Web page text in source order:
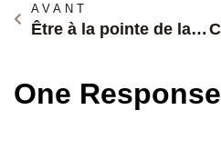
AVANT
Être à la pointe de la mode avec Clegg en 2021
One Response